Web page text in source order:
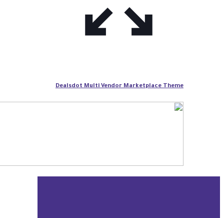
Dealsdot Multi Vendor Marketplace Theme